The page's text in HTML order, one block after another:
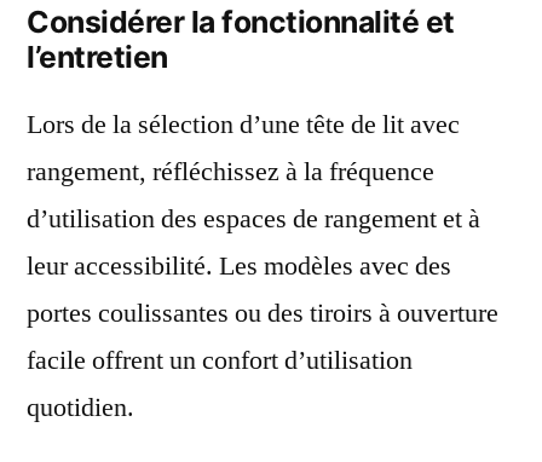
Considérer la fonctionnalité et
l’entretien
Lors de la sélection d’une tête de lit avec
rangement, réfléchissez à la fréquence
d’utilisation des espaces de rangement et à
leur accessibilité. Les modèles avec des
portes coulissantes ou des tiroirs à ouverture
facile offrent un confort d’utilisation
quotidien.